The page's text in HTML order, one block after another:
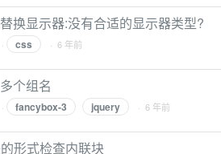
换显示器:没有合适的显示器类型?
css · 6 年前
个组名
fancybox-3 jquery · 6 年前
形式检查内联块